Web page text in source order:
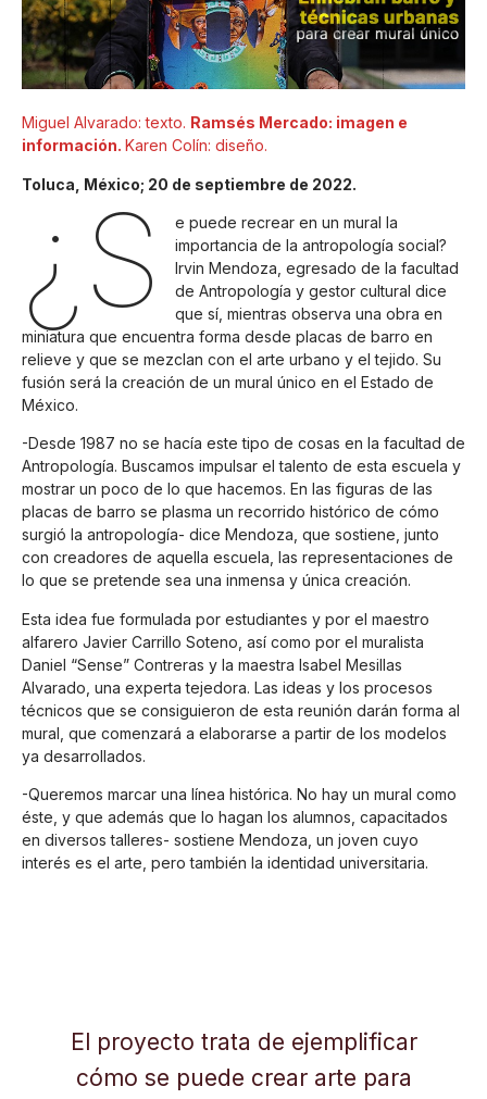
Miguel Alvarado: texto. Ramsés Mercado: imagen e
información. Karen Colín: diseño.
Toluca, México; 20 de septiembre de 2022.
¿S
e puede recrear en un mural la
importancia de la antropología social?
Irvin Mendoza, egresado de la facultad
de Antropología y gestor cultural dice
que sí, mientras observa una obra en
miniatura que encuentra forma desde placas de barro en
relieve y que se mezclan con el arte urbano y el tejido. Su
fusión será la creación de un mural único en el Estado de
México.
-Desde 1987 no se hacía este tipo de cosas en la facultad de
Antropología. Buscamos impulsar el talento de esta escuela y
mostrar un poco de lo que hacemos. En las figuras de las
placas de barro se plasma un recorrido histórico de cómo
surgió la antropología- dice Mendoza, que sostiene, junto
con creadores de aquella escuela, las representaciones de
lo que se pretende sea una inmensa y única creación.
Esta idea fue formulada por estudiantes y por el maestro
alfarero Javier Carrillo Soteno, así como por el muralista
Daniel “Sense” Contreras y la maestra Isabel Mesillas
Alvarado, una experta tejedora. Las ideas y los procesos
técnicos que se consiguieron de esta reunión darán forma al
mural, que comenzará a elaborarse a partir de los modelos
ya desarrollados.
-Queremos marcar una línea histórica. No hay un mural como
éste, y que además que lo hagan los alumnos, capacitados
en diversos talleres- sostiene Mendoza, un joven cuyo
interés es el arte, pero también la identidad universitaria.
El proyecto trata de ejemplificar
cómo se puede crear arte para